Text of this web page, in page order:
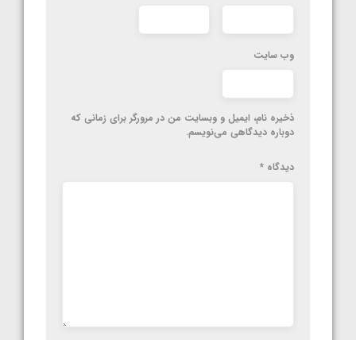
وب‌ سایت
ذخیره نام، ایمیل و وبسایت من در مرورگر برای زمانی که
دوباره دیدگاهی می‌نویسم.
دیدگاه *